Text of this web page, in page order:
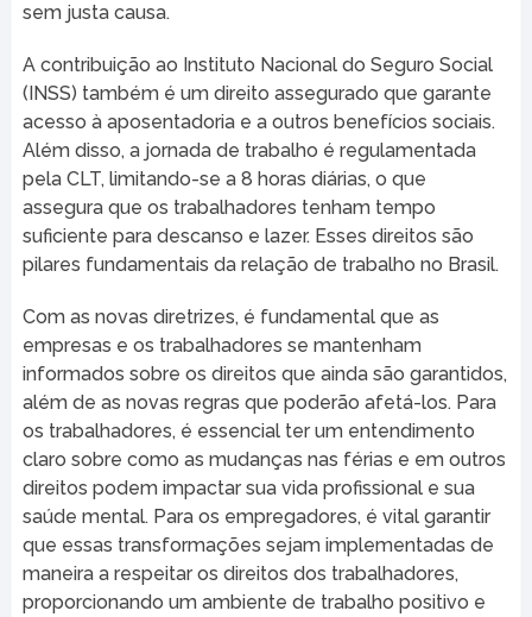
sem justa causa.
A contribuição ao Instituto Nacional do Seguro Social
(INSS) também é um direito assegurado que garante
acesso à aposentadoria e a outros benefícios sociais.
Além disso, a jornada de trabalho é regulamentada
pela CLT, limitando-se a 8 horas diárias, o que
assegura que os trabalhadores tenham tempo
suficiente para descanso e lazer. Esses direitos são
pilares fundamentais da relação de trabalho no Brasil.
Com as novas diretrizes, é fundamental que as
empresas e os trabalhadores se mantenham
informados sobre os direitos que ainda são garantidos,
além de as novas regras que poderão afetá-los. Para
os trabalhadores, é essencial ter um entendimento
claro sobre como as mudanças nas férias e em outros
direitos podem impactar sua vida profissional e sua
saúde mental. Para os empregadores, é vital garantir
que essas transformações sejam implementadas de
maneira a respeitar os direitos dos trabalhadores,
proporcionando um ambiente de trabalho positivo e